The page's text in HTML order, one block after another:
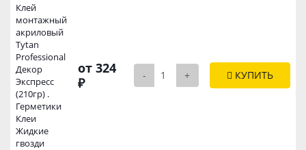
Клей
монтажный
акриловый
Tytan
Professional
Декор
Экспресс
(210гр) .
Герметики
Клеи
Жидкие
гвозди
от 324
₽
- + КУПИТЬ